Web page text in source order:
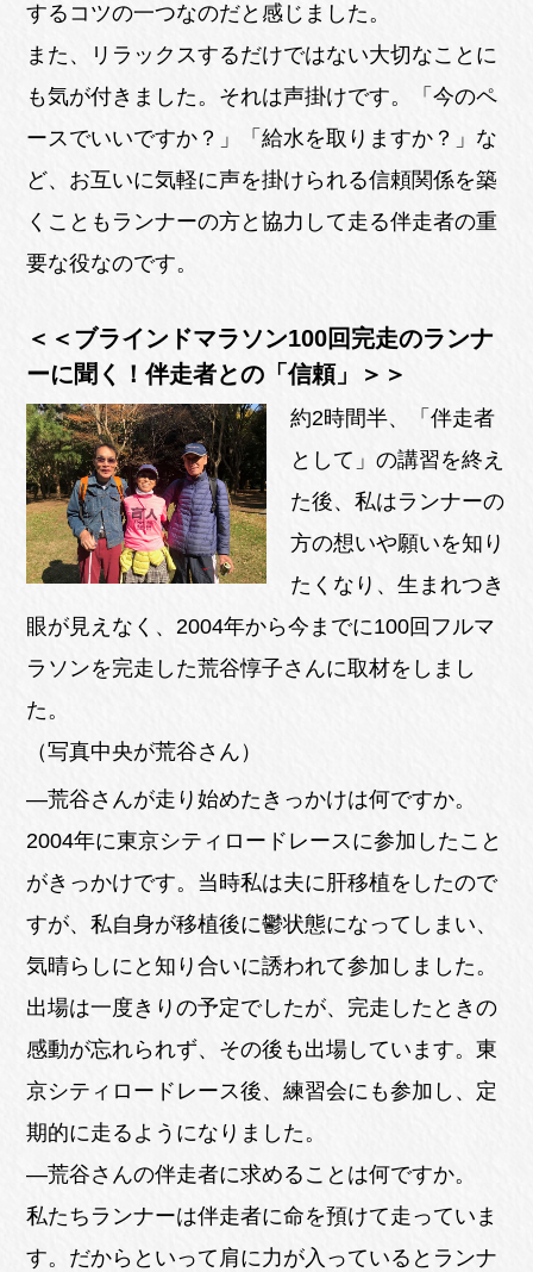
するコツの一つなのだと感じました。
また、リラックスするだけではない大切なことに
も気が付きました。それは声掛けです。「今のペ
ースでいいですか？」「給水を取りますか？」な
ど、お互いに気軽に声を掛けられる信頼関係を築
くこともランナーの方と協力して走る伴走者の重
要な役なのです。
＜＜ブラインドマラソン100回完走のランナ
ーに聞く！伴走者との「信頼」＞＞
約2時間半、「伴走者
として」の講習を終え
た後、私はランナーの
方の想いや願いを知り
たくなり、生まれつき
眼が見えなく、2004年から今までに100回フルマ
ラソンを完走した荒谷惇子さんに取材をしまし
た。
（写真中央が荒谷さん）
―荒谷さんが走り始めたきっかけは何ですか。
2004年に東京シティロードレースに参加したこと
がきっかけです。当時私は夫に肝移植をしたので
すが、私自身が移植後に鬱状態になってしまい、
気晴らしにと知り合いに誘われて参加しました。
出場は一度きりの予定でしたが、完走したときの
感動が忘れられず、その後も出場しています。東
京シティロードレース後、練習会にも参加し、定
期的に走るようになりました。
―荒谷さんの伴走者に求めることは何ですか。
私たちランナーは伴走者に命を預けて走っていま
す。だからといって肩に力が入っているとランナ